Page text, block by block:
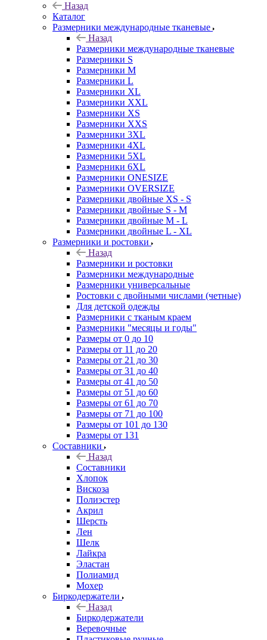
Назад
Каталог
Размерники международные тканевые
Назад
Размерники международные тканевые
Размерники S
Размерники M
Размерники L
Размерники XL
Размерники XXL
Размерники XS
Размерники XXS
Размерники 3XL
Размерники 4XL
Размерники 5XL
Размерники 6XL
Размерники ONESIZE
Размерники OVERSIZE
Размерники двойные XS - S
Размерники двойные S - M
Размерники двойные M - L
Размерники двойные L - XL
Размерники и ростовки
Назад
Размерники и ростовки
Размерники международные
Размерники универсальные
Ростовки с двойными числами (четные)
Для детской одежды
Размерники с тканым краем
Размерники "месяцы и годы"
Размеры от 0 до 10
Размеры от 11 до 20
Размеры от 21 до 30
Размеры от 31 до 40
Размеры от 41 до 50
Размеры от 51 до 60
Размеры от 61 до 70
Размеры от 71 до 100
Размеры от 101 до 130
Размеры от 131
Составники
Назад
Составники
Хлопок
Вискоза
Полиэстер
Акрил
Шерсть
Лен
Шелк
Лайкра
Эластан
Полиамид
Мохер
Биркодержатели
Назад
Биркодержатели
Веревочные